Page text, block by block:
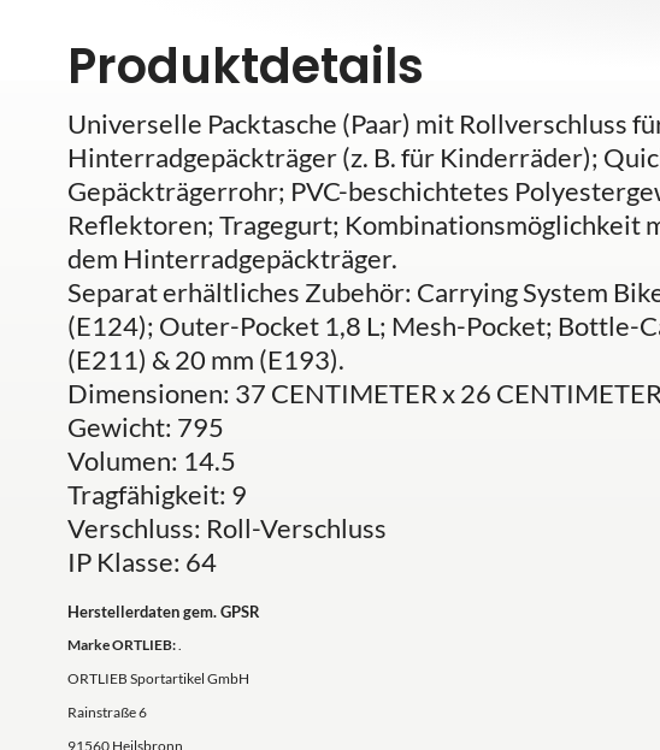
Produktdetails
Universelle Packtasche (Paar) mit Rollverschluss
Hinterradgepäckträger (z. B. für Kinderräder);
Gepäckträgerrohr; PVC-beschichtetes
Reflektoren; Tragegurt; Kombinationsmöglichkeit
dem Hinterradgepäckträger.
Separat erhältliches Zubehör: Carrying System
(E124); Outer-Pocket 1,8 L; Mesh-Pocket; Bottle-
(E211) & 20 mm (E193).
Dimensionen: 37 CENTIMETER x 26
Gewicht: 795
Volumen: 14.5
Tragfähigkeit: 9
Verschluss: Roll-Verschluss
IP Klasse: 64
Herstellerdaten gem. GPSR
Marke ORTLIEB:.
ORTLIEB Sportartikel GmbH
Rainstraße 6
91560 Heilsbronn